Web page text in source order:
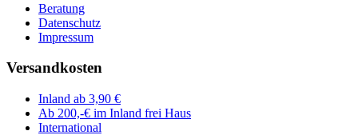
Beratung
Datenschutz
Impressum
Versandkosten
Inland ab 3,90 €
Ab 200,-€ im Inland frei Haus
International